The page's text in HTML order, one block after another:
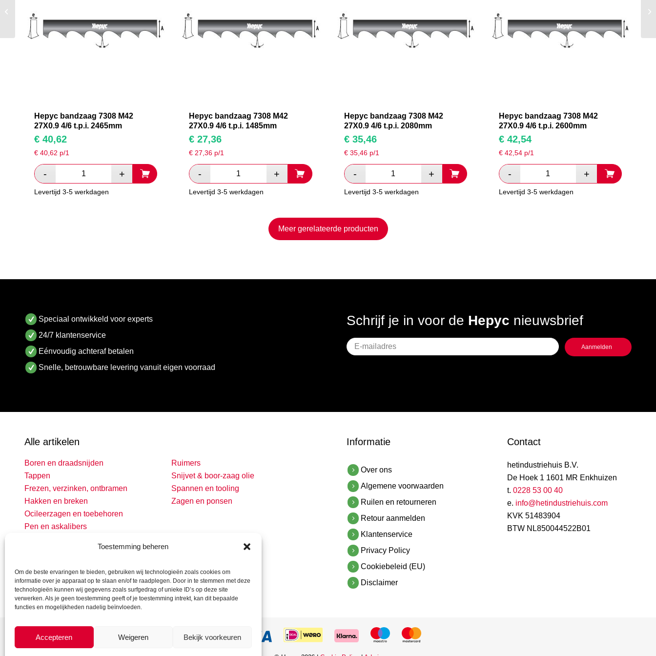
Toestemming beheren
Om de beste ervaringen te bieden, gebruiken wij technologieën zoals cookies om
informatie over je apparaat op te slaan en/of te raadplegen. Door in te stemmen met deze
technologieën kunnen wij gegevens zoals surfgedrag of unieke ID’s op deze site
verwerken. Als je geen toestemming geeft of je toestemming intrekt, kan dit bepaalde
functies en mogelijkheden nadelig beïnvloeden.
Accepteren Weigeren Bekijk voorkeuren
Hepyc bandzaag 7308 M42
27X0.9 4/6 t.p.i. 2465mm
€ 40,62
€ 40,62 p/1
Levertijd 3-5 werkdagen
Hepyc bandzaag 7308 M42
27X0.9 4/6 t.p.i. 1485mm
€ 27,36
€27,36 p/1
Levertijd 3-5 werkdagen
Hepyc bandzaag 7308 M42
27X0.9 4/6 t.p.i. 2080mm
€35,46
€ 35,46p/1
Levertijd 3-5 werkdagen
Hepyc bandzaag 7308 M42
27X0.9 4/6 t.p.i. 2600mm
€42,54
€ 42,54p/1
Levertijd 3-5 werkdagen
Meer gerelateerde producten
Speciaal ontwikkeld voor experts
24/7 klantenservice
Eénvoudig achteraf betalen
Snelle, betrouwbare levering vanuit eigen voorraad
Schrijf je in voor de Hepyc nieuwsbrief
Geen
titel
Alle artikelen
Boren en draadsnijden
Tappen
Frezen, verzinken, ontbramen
Hakken en breken
Ocileerzagen en toebehoren
Pen en askalibers
Ruimers
Snijvet & boor-zaag olie
Spannen en tooling
Zagen en ponsen
Informatie
Over ons
Algemene voorwaarden
Ruilen en retourneren
Retour aanmelden
Klantenservice
Privacy Policy
Cookiebeleid (EU)
Disclaimer
Contact
hetindustriehuis B.V.
De Hoek 1 1601 MR Enkhuizen
t. 0228 53 00 40
e. info@hetindustriehuis.com
KVK 51483904
BTW NL850044522B01
2465mm